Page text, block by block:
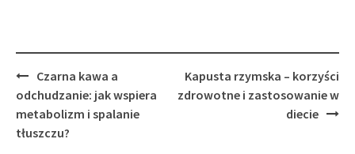
Post
navigation
Czarna kawa a
odchudzanie: jak wspiera
metabolizm i spalanie
tłuszczu?
Kapusta rzymska – korzyści
zdrowotne i zastosowanie w
diecie